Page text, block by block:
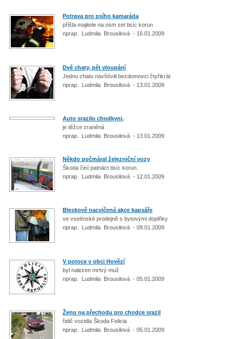
Potrava pro psího kamaráda
přišla majitele na osm set tisíc korun
nprap. Ludmila Brousilová - 16.01.2009
Dvě chaty, pět vloupání
Jednu chatu navštívili bezdomovci čtyřikrát
nprap. Ludmila Brousilová - 13.01.2009
Auto srazilo chodkyni,
je těžce zraněná
nprap. Ludmila Brousilová - 13.01.2009
Někdo počmáral železniční vozy
Škoda činí patnáct tisíc korun.
nprap. Ludmila Brousilová - 12.01.2009
Bleskově nacvičená akce kapsáře
ve vsetínské prodejně s bytovými doplňky
nprap. Ludmila Brousilová - 09.01.2009
V potoce v obci Hovězí
byl nalezen mrtvý muž
nprap. Ludmila Brousilová - 05.01.2009
Ženu na přechodu pro chodce srazil
řidič vozidla Škoda Felicia
nprap. Ludmila Brousilová - 05.01.2009